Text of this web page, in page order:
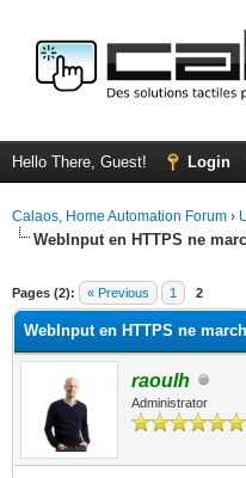
Hello There, Guest! Login
Calaos, Home Automation Forum ›
WebInput en HTTPS ne
Pages (2): « Previous 1 2
WebInput en HTTPS ne
raoulh
Administrator